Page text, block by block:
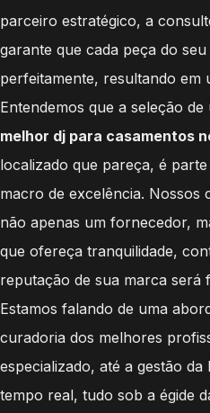
parceiro estratégico, a
garante que cada peça do
perfeitamente, resultando em
Entendemos que a seleção
melhor dj para casamentos
localizado que pareça, é
macro de excelência. Nossos
não apenas um fornecedor,
que ofereça tranquilidade,
reputação de sua marca será
Estamos falando de uma
curadoria dos melhores
especializado, até a gestão
tempo real, tudo sob a égide